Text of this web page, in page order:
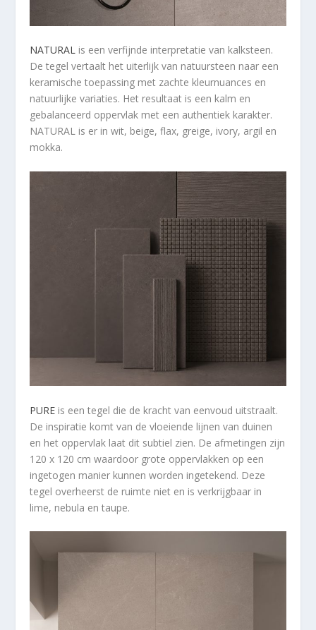
NATURAL is een verfijnde interpretatie van kalksteen.
De tegel vertaalt het uiterlijk van natuursteen naar een
keramische toepassing met zachte kleurnuances en
natuurlijke variaties. Het resultaat is een kalm en
gebalanceerd oppervlak met een authentiek karakter.
NATURAL is er in wit, beige, flax, greige, ivory, argil en
mokka.
PURE is een tegel die de kracht van eenvoud uitstraalt.
De inspiratie komt van de vloeiende lijnen van duinen
en het oppervlak laat dit subtiel zien. De afmetingen zijn
120 x 120 cm waardoor grote oppervlakken op een
ingetogen manier kunnen worden ingetekend. Deze
tegel overheerst de ruimte niet en is verkrijgbaar in
lime, nebula en taupe.